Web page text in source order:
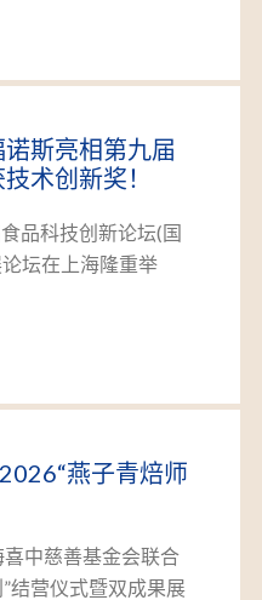
斯亮相第九届
术创新奖！
品科技创新论坛(国
坛在上海隆重举
燕子青焙师
中慈善基金会联合
结营仪式暨双成果展